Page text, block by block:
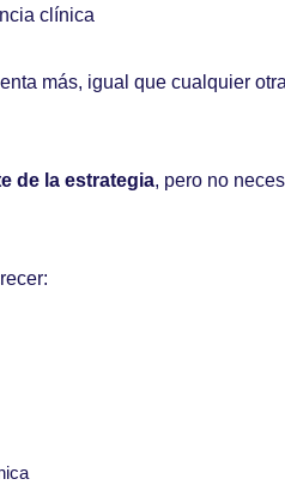
clínica
más, igual que cualquier
de la estrategia, pero no